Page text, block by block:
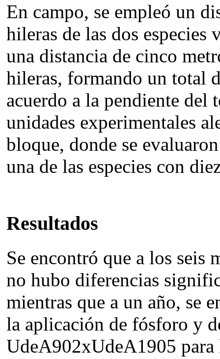
En campo, se empleó un
hileras de las dos especies
una distancia de cinco
hileras, formando un total
acuerdo a la pendiente del
unidades experimentales
bloque, donde se
una de las especies con
Resultados
Se encontró que a los seis
no hubo diferencias
mientras que a un año, se
la aplicación de fósforo y
UdeA902xUdeA1905